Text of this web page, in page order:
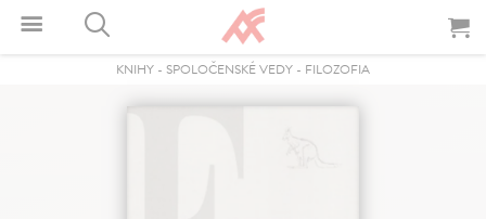
KNIHY - SPOLOČENSKÉ VEDY - FILOZOFIA